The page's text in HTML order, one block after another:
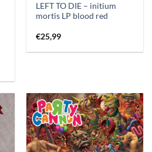
LEFT TO DIE – initium
mortis LP blood red
€25,99